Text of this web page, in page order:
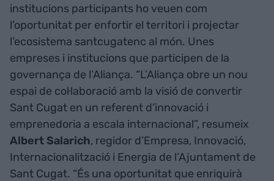
institucions participants ho veuen com
l’oportunitat per enfortir el territori i projectar
l’ecosistema santcugatenc al món. Unes
empreses i institucions que participen de la
governança de l’Aliança. “L’Aliança obre un nou
espai de col·laboració amb la visió de convertir
Sant Cugat en un referent d’innovació i
emprenedoria a escala internacional”, resumeix
Albert Salarich, regidor d’Empresa, Innovació,
Internacionalització i Energia de l’Ajuntament de
Sant Cugat. “És una oportunitat que enriquirà